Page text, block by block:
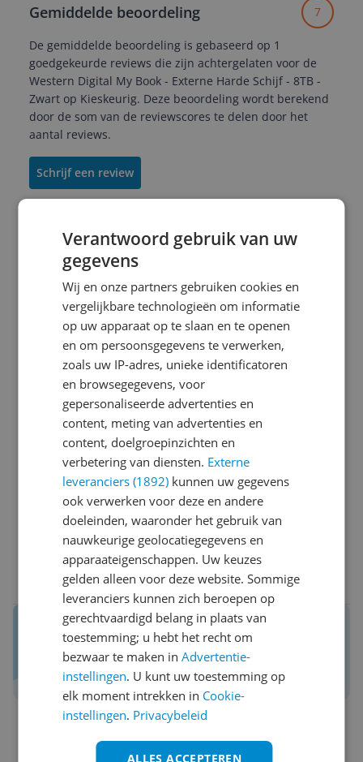
Gemiddelde beoordeling 7
De gemiddelde beoordeling is gebaseerd op 1
goedgekeurde reviews die zijn achtergelaten voor de
Western Digital My Book - Externe Harde Schijf - 8TB -
Zwart op Kieskeurig. Deze beoordeling wordt berekend
door de som van de reviewscores te delen door het
aantal reviews.
Schrijf een review
24-06-2017
Algemene score
Lawaaipapegaai
Reviewscore 7.0
Plug&play device dat ik gebruik om een backup te
maken van mijn 4-bay Synology NAS. De Western
Digital My Book is af fabriek als exFAT
geformatteerd. Dit wordt echter alleen met een
betaalde extensie door de Synology ondersteund.
Heb de My Book daarom als ext4 geformatteerd.
Over betrouwbaarheid kan ik nog niets zeggen. De
snelheid lijkt mij redelijk. Ben nu veertig uur aan het
backuppen, en heb nu 3.5 TB geschreven, dus zo
rond de 25MB/s. Schrijf zal bij gewoon gebruik een
stuk sneller zijn.
Ik heb al mijn apparatuur in de meterkast staan,
deze My Book is het eerste apparaat dat buiten de
kast hoorbaar is. En niet zo klein beetje ook; op een
verdiepingsvloer hierboven, in een afgesloten kamer
is de Synology nog steeds hoorbaar. De familie heeft
klachten hierover.
die dagelijks in gebruik is dus. Als backup schrijf, is
Pluspunten
Design
USB 3.0
Grootte
Minpunten
Lawaai
0 reactiesReageer
Reviews van echte kopers.
Daar maak je een betere keuze mee!
Schrijf een review over Kieskeurig.nl
Verantwoord gebruik van uw
gegevens
Wij en onze partners gebruiken cookies en
vergelijkbare technologieën om informatie
op uw apparaat op te slaan en te openen
en om persoonsgegevens te verwerken,
zoals uw IP-adres, unieke identificatoren
en browsegegevens, voor
gepersonaliseerde advertenties en
content, meting van advertenties en
content, doelgroepinzichten en
verbetering van diensten. Externe
leveranciers (1892) kunnen uw gegevens
ook verwerken voor deze en andere
doeleinden, waaronder het gebruik van
nauwkeurige geolocatiegegevens en
apparaateigenschappen. Uw keuzes
gelden alleen voor deze website. Sommige
leveranciers kunnen zich beroepen op
gerechtvaardigd belang in plaats van
toestemming; u hebt het recht om
bezwaar te maken inAdvertentie-
instellingen. U kunt uw toestemming op
elk moment intrekken in Cookie-
instellingen. Privacybeleid
ALLES ACCEPTEREN